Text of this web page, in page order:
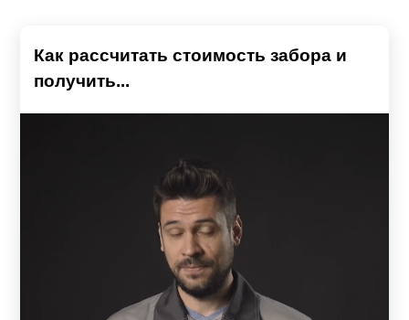
Как рассчитать стоимость забора и
получить...